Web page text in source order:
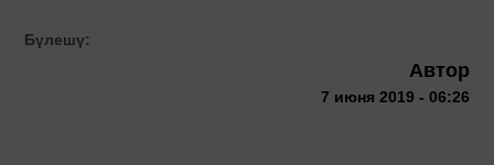
Бүлешү:
Автор
7 июня 2019 - 06:26